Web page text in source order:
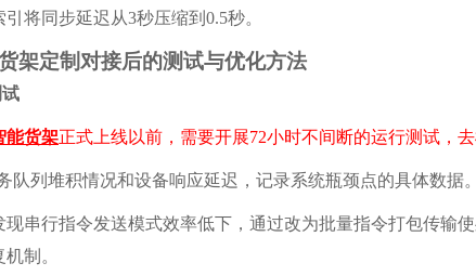
将同步延迟从3秒压缩到0.5秒。
定制对接后的测试与优化方法
能货架正式上线以前，需要开展72小时不间断的运行测试，
列堆积情况和设备响应延迟，记录系统瓶颈点的具体数据。
行指令发送模式效率低下，通过改为批量指令打包传输使
制。